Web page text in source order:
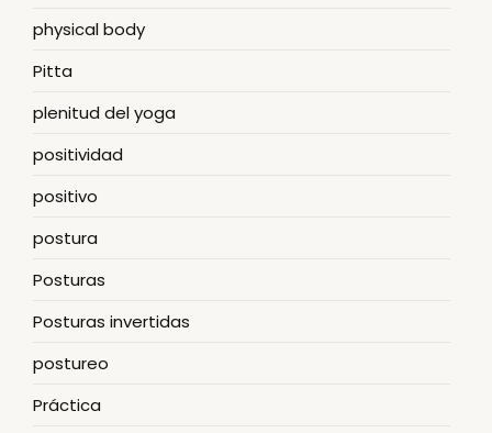
physical body
Pitta
plenitud del yoga
positividad
positivo
postura
Posturas
Posturas invertidas
postureo
Práctica